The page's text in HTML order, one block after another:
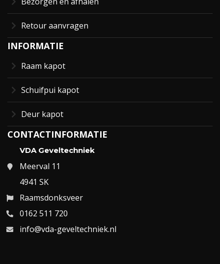
Retour aanvragen
INFORMATIE
Raam kapot
Schuifpui kapot
Deur kapot
CONTACTINFORMATIE
VDA Geveltechniek
Meerval 11
4941 SK
Raamsdonksveer
0162 511 720
info@vda-geveltechniek.nl